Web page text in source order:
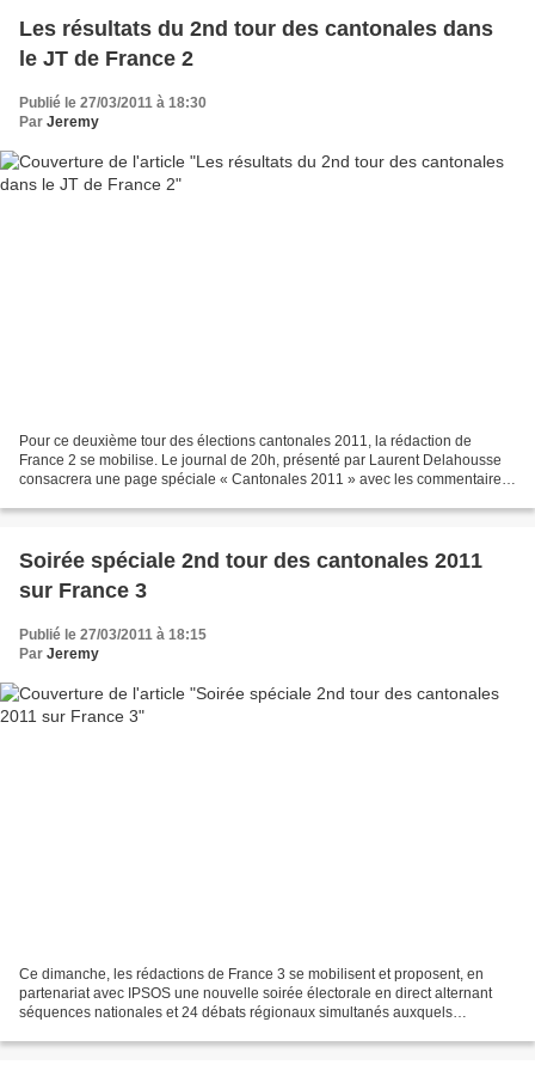
Les résultats du 2nd tour des cantonales dans
le JT de France 2
Publié le 27/03/2011 à 18:30
Par Jeremy
Pour ce deuxième tour des élections cantonales 2011, la rédaction de
France 2 se mobilise. Le journal de 20h, présenté par Laurent Delahousse
consacrera une page spéciale « Cantonales 2011 » avec les commentaires,
Soirée spéciale 2nd tour des cantonales 2011
sur France 3
Publié le 27/03/2011 à 18:15
Par Jeremy
Ce dimanche, les rédactions de France 3 se mobilisent et proposent, en
partenariat avec IPSOS une nouvelle soirée électorale en direct alternant
séquences nationales et 24 débats régionaux simultanés auxquels